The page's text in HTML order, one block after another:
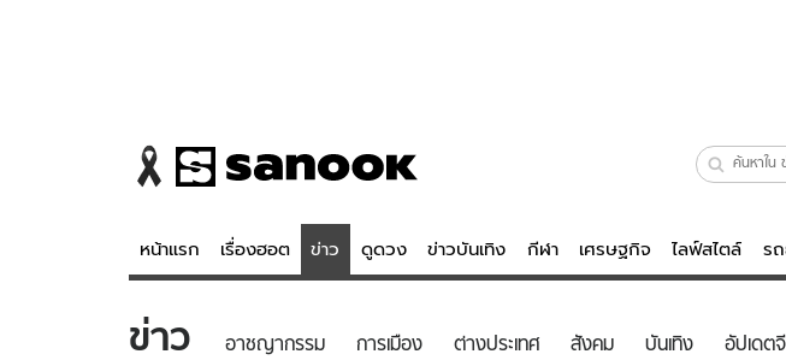
หน้าแรก เรื่องฮอต ข่าว ดูดวง ข่าวบันเทิง กีฬา เศรษฐกิจ ไลฟ์สไตล์ ร
ข่าว ดูดวง - ตรวจหวย ไลฟ์สไ
ข่าว อาชญากรรม การเมือง ต่างประเทศ สังคม บันเทิง อัปเดต